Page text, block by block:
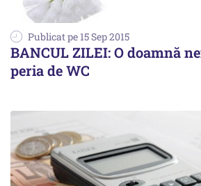
Publicat pe 15 Sep 2015
BANCUL ZILEI: O doamnă
peria de WC